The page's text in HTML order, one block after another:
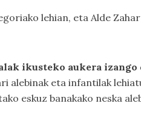
lehian, eta Alde
ikusteko aukera
alebinak eta infantilak
eskuz banakako neska